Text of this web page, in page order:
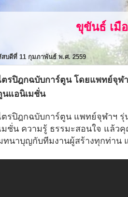
มืองเก่า ชนทุกเผ่าสามั
บดีที่ 11 กุมภาพันธ์ พ.ศ. 2559
ตรปิฎกฉบับการ์ตูน โดยแพทย์จุฬ
นแอนิเมชั่น
ตรปิฎกฉบับการ์ตูน แพทย์จุฬาฯ รุ่
มชั่น ความรู้ ธรรมะสอนใจ แล้ว
ทนาบุญกับทีมงานผู้สร้างทุกท่าน